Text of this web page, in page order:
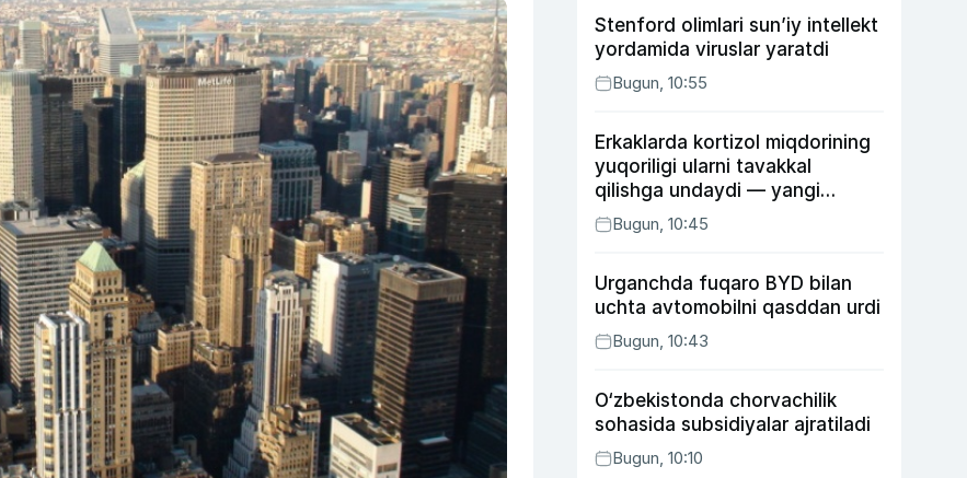
Stenford olimlari sun’iy intellekt
yordamida viruslar yaratdi
Bugun, 10:55
Erkaklarda kortizol miqdorining
yuqoriligi ularni tavakkal
qilishga undaydi — yangi
tadqiqot
Bugun, 10:45
Urganchda fuqaro BYD bilan
uchta avtomobilni qasddan urdi
Bugun, 10:43
O‘zbekistonda chorvachilik
sohasida subsidiyalar ajratiladi
Bugun, 10:10